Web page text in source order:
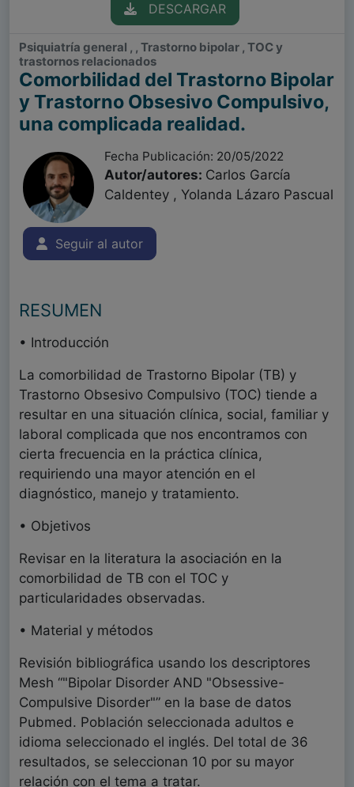
DESCARGAR
Psiquiatría general , , Trastorno bipolar , TOC y
trastornos relacionados
Comorbilidad del Trastorno Bipolar
y Trastorno Obsesivo Compulsivo,
una complicada realidad.
Fecha Publicación: 20/05/2022
Autor/autores: Carlos García
Caldentey , Yolanda Lázaro Pascual
Seguir al autor
RESUMEN
• Introducción
La comorbilidad de Trastorno Bipolar (TB) y
Trastorno Obsesivo Compulsivo (TOC) tiende a
resultar en una situación clínica, social, familiar y
laboral complicada que nos encontramos con
cierta frecuencia en la práctica clínica,
requiriendo una mayor atención en el
diagnóstico, manejo y tratamiento.
• Objetivos
Revisar en la literatura la asociación en la
comorbilidad de TB con el TOC y
particularidades observadas.
• Material y métodos
Revisión bibliográfica usando los descriptores
Mesh “"Bipolar Disorder AND "Obsessive-
Compulsive Disorder"” en la base de datos
Pubmed. Población seleccionada adultos e
idioma seleccionado el inglés. Del total de 36
resultados, se seleccionan 10 por su mayor
relación con el tema a tratar.